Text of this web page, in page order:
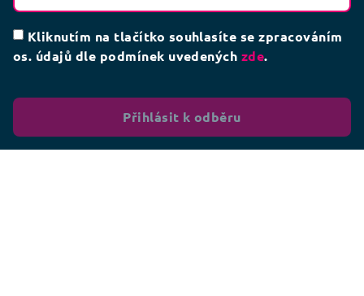
Kliknutím na tlačítko souhlasíte se zpracováním
os. údajů dle podmínek uvedených zde.
Přihlásit k odběru